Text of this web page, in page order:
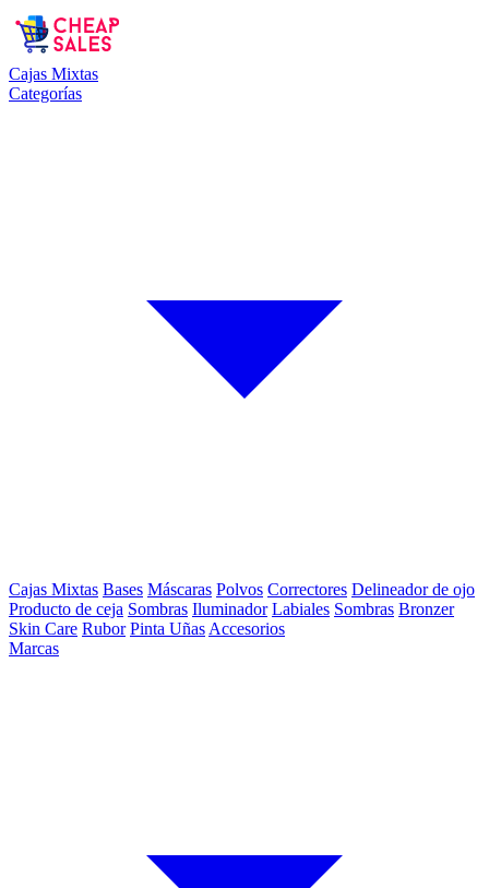
Cajas Mixtas
Categorías
Cajas Mixtas Bases Máscaras Polvos Correctores Delineador de ojo
Producto de ceja Sombras Iluminador Labiales Sombras Bronzer
Skin Care Rubor Pinta Uñas Accesorios
Marcas